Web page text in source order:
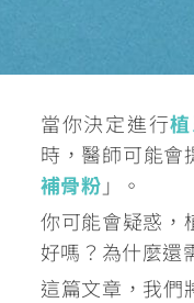
當你決定進行
時，醫師可能
補骨粉 」。
你可能會疑惑，
好嗎？為什麼還
這篇文章，我們